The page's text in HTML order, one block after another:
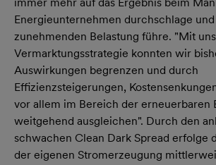
Energieunternehmen durchschlage
zunehmenden Belastung führe. "Mit
Vermarktungsstrategie konnten wir
Auswirkungen begrenzen und durch
Effizienzsteigerungen,
vor allem im Bereich der erneuerbaren
weitgehend ausgleichen". Durch den
schwachen Clean Dark Spread erfolge
der eigenen Stromerzeugung